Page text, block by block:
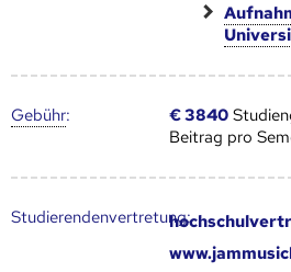
Gebühr: € 3840
Beitrag pro
Studierendenvertretung: